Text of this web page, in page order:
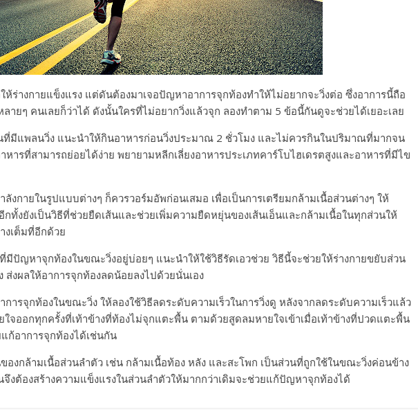
ห้ร่างกายแข็งแรง แต่ดันต้องมาเจอปัญหาอาการจุกท้องทำให้ไม่อยากจะวิ่งต่อ ซึ่งอาการนี้ถือ
ายๆ คนเลยก็ว่าได้ ดังนั้นใครที่ไม่อยากวิ่งแล้วจุก ลองทำตาม 5 ข้อนี้กันดูจะช่วยได้เยอะเลย
ที่มีแพลนวิ่ง แนะนำให้กินอาหารก่อนวิ่งประมาณ 2 ชั่วโมง และไม่ควรกินในปริมาณที่มากจน
หารที่สามารถย่อยได้ง่าย พยายามหลีกเลี่ยงอาหารประเภทคาร์โบไฮเดรตสูงและอาหารที่มีไข
ลังกายในรูปแบบต่างๆ ก็ควรวอร์มอัพก่อนเสมอ เพื่อเป็นการเตรียมกล้ามเนื้อส่วนต่างๆ ให้
ทั้งยังเป็นวิธีที่ช่วยยืดเส้นและช่วยเพิ่มความยืดหยุ่นของเส้นเอ็นและกล้ามเนื้อในทุกส่วนให้
งเต็มที่อีกด้วย
มีปัญหาจุกท้องในขณะวิ่งอยู่บ่อยๆ แนะนำให้ใช้วิธีรัดเอวช่วย วิธีนี้จะช่วยให้ร่างกายขยับส่วน
งผลให้อาการจุกท้องลดน้อยลงไปด้วยนั่นเอง
การจุกท้องในขณะวิ่ง ให้ลองใช้วิธีลดระดับความเร็วในการวิ่งดู หลังจากลดระดับความเร็วแล้ว
จออกทุกครั้งที่เท้าข้างที่ท้องไม่จุกแตะพื้น ตามด้วยสูดลมหายใจเข้าเมื่อเท้าข้างที่ปวดแตะพื้น
ก้อาการจุกท้องได้เช่นกัน
องกล้ามเนื้อส่วนลำตัว เช่น กล้ามเนื้อท้อง หลัง และสะโพก เป็นส่วนที่ถูกใช้ในขณะวิ่งค่อนข้าง
งต้องสร้างความแข็งแรงในส่วนลำตัวให้มากกว่าเดิมจะช่วยแก้ปัญหาจุกท้องได้